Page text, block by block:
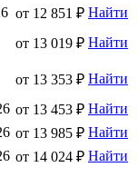
от 12 851 ₽ Найти
от 13 019 ₽ Найти
от 13 353 ₽ Найти
от 13 453 ₽ Найти
от 13 985 ₽ Найти
от 14 024 ₽ Найти